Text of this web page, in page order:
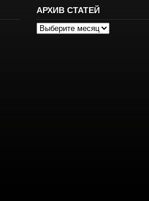
АРХИВ СТАТЕЙ
Архив